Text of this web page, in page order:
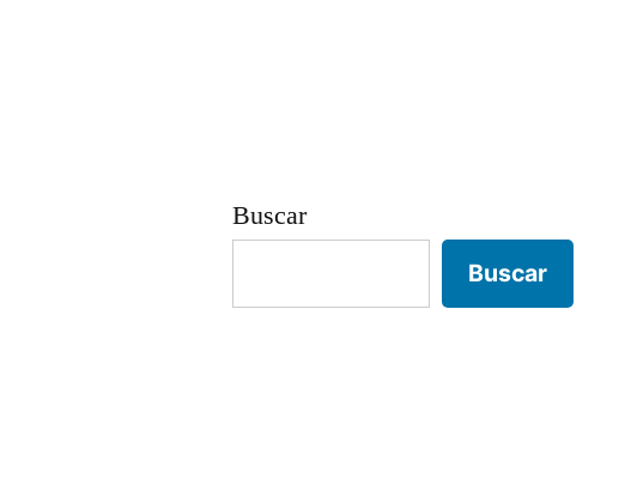
Buscar
Buscar